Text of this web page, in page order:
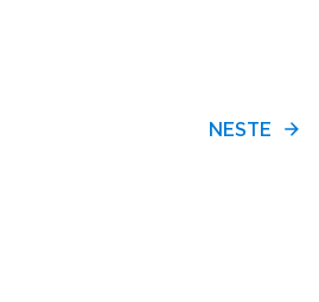
NESTE